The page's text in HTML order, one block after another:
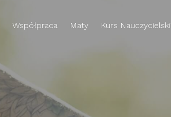
Współpraca Maty Kurs Nauczycielski